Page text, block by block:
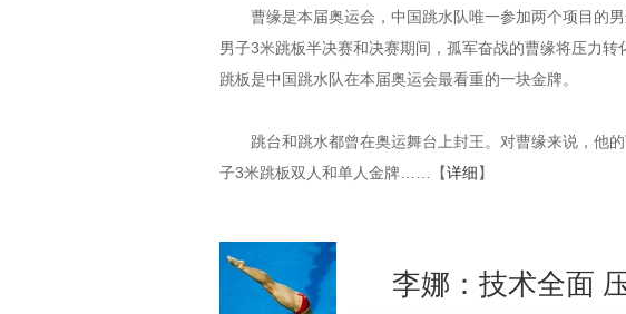
曹缘是本届奥运会，中国跳水队唯一参加两个项目的男
男子3米跳板半决赛和决赛期间，孤军奋战的曹缘将压力
跳板是中国跳水队在本届奥运会最看重的一块金牌。
跳台和跳水都曾在奥运舞台上封王。对曹缘来说，他的
子3米跳板双人和单人金牌……【详细】
李娜：技术全面